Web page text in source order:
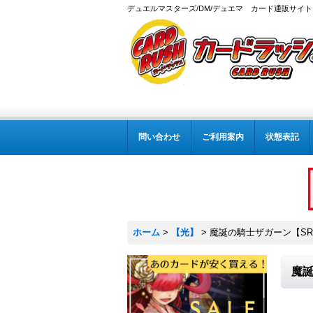
デュエルマスターズ/DM/デュエマ カード通販サイト
問い合わせ ご利用案内 状態表記
ホーム > 【光】 > 魔誕の騎士ザガーン【
魔